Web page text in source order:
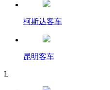
柯斯达客车
昆明客车
L